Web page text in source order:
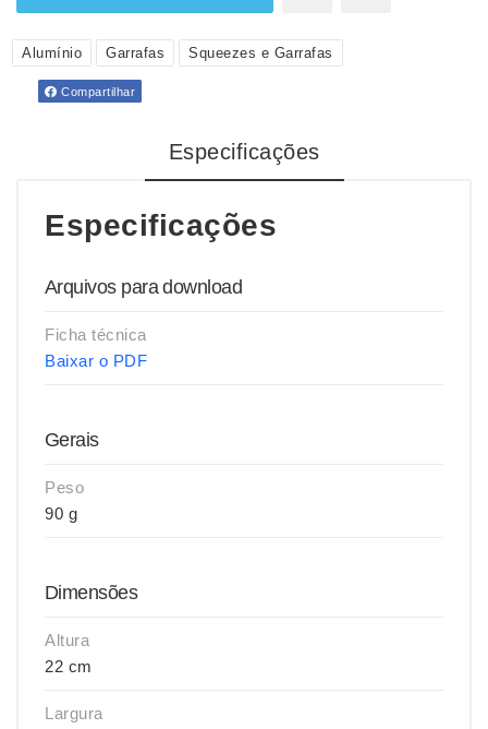
Alumínio Garrafas Squeezes e Garrafas
Compartilhar
Especificações
Especificações
Arquivos para download
Ficha técnica
Baixar o PDF
Gerais
Peso
90 g
Dimensões
Altura
22 cm
Largura